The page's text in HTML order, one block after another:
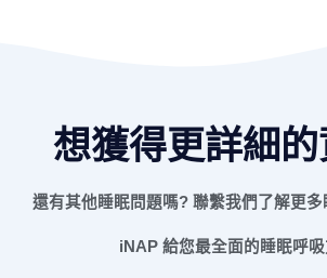
想獲得更詳細
還有其他睡眠問題嗎? 聯繫我們了解更
iNAP 給您最全面的睡眠呼